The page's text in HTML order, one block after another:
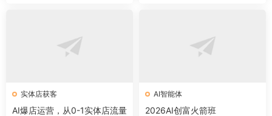
实体店获客
AI爆店运营，从0-1实体店流量
AI智能体
2026AI创富火箭班